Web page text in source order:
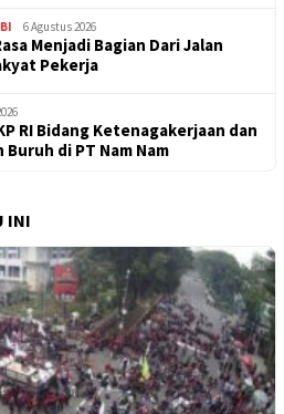
6 Agustus 2026
Menjadi Bagian Dari Jalan
Pekerja
RI Bidang Ketenagakerjaan dan
di PT Nam Nam
INI